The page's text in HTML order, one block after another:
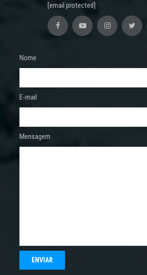
[email protected]
Nome
E-mail
Mensagem